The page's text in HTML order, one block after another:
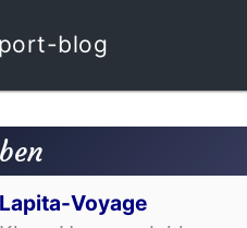
blog
Lapita-Voyage